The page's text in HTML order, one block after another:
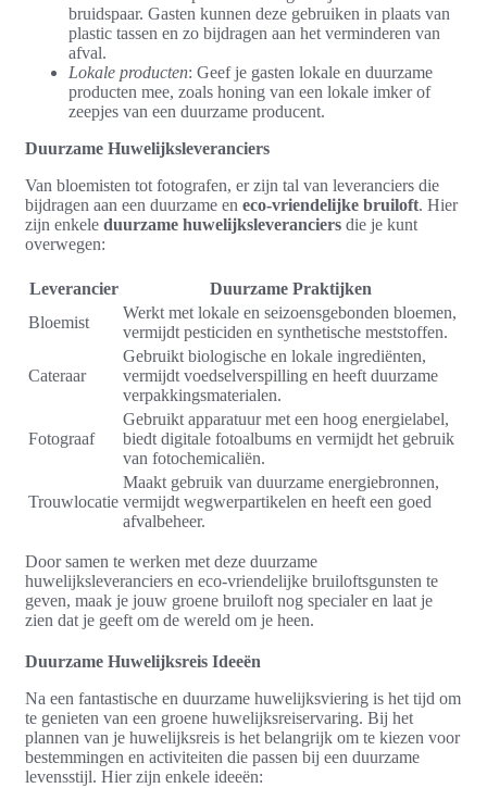
bruidspaar. Gasten kunnen deze gebruiken in plaats van
plastic tassen en zo bijdragen aan het verminderen van
afval.
Lokale producten: Geef je gasten lokale en duurzame
producten mee, zoals honing van een lokale imker of
zeepjes van een duurzame producent.
Duurzame Huwelijksleveranciers
Van bloemisten tot fotografen, er zijn tal van leveranciers die
bijdragen aan een duurzame en eco-vriendelijke bruiloft. Hier
zijn enkele duurzame huwelijksleveranciers die je kunt
overwegen:
Leverancier
Duurzame Praktijken
Bloemist
Werkt met lokale en seizoensgebonden bloemen,
vermijdt pesticiden en synthetische meststoffen.
Cateraar
Gebruikt biologische en lokale ingrediënten,
vermijdt voedselverspilling en heeft duurzame
verpakkingsmaterialen.
Fotograaf
Gebruikt apparatuur met een hoog energielabel,
biedt digitale fotoalbums en vermijdt het gebruik
van fotochemicaliën.
Trouwlocatie
Maakt gebruik van duurzame energiebronnen,
vermijdt wegwerpartikelen en heeft een goed
afvalbeheer.
Door samen te werken met deze duurzame
huwelijksleveranciers en eco-vriendelijke bruiloftsgunsten te
geven, maak je jouw groene bruiloft nog specialer en laat je
zien dat je geeft om de wereld om je heen.
Duurzame Huwelijksreis Ideeën
Na een fantastische en duurzame huwelijksviering is het tijd om
te genieten van een groene huwelijksreiservaring. Bij het
plannen van je huwelijksreis is het belangrijk om te kiezen voor
bestemmingen en activiteiten die passen bij een duurzame
levensstijl. Hier zijn enkele ideeën: